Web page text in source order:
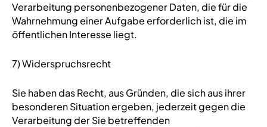
Verarbeitung personenbezogener Daten, die für die
Wahrnehmung einer Aufgabe erforderlich ist, die im
öffentlichen Interesse liegt.
7) Widerspruchsrecht
Sie haben das Recht, aus Gründen, die sich aus ihrer
besonderen Situation ergeben, jederzeit gegen die
Verarbeitung der Sie betreffenden